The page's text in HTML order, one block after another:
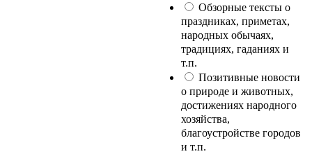
Обзорные тексты о
праздниках, приметах,
народных обычаях,
традициях, гаданиях и
т.п.
Позитивные новости
о природе и животных,
достижениях народного
хозяйства,
благоустройстве городов
и т.п.